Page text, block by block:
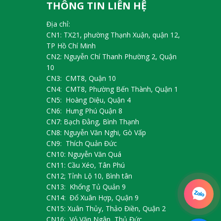
THÔNG TIN LIÊN HỆ
Địa chỉ:
CN1: TX21, phường Thạnh Xuận, quận 12,
TP Hồ Chí Minh
CN2: Nguyễn Chí Thanh Phường 2, Quận
10
CN3: CMT8, Quận 10
CN4: CMT8, Phường Bến Thành, Quận 1
CN5: Hoàng Diệu, Quận 4
CN6: Hưng Phú Quận 8
CN7: Bạch Đằng, Bình Thạnh
CN8: Nguyễn Văn Nghi, Gò Vấp
CN9: Thích Quản Đức
CN10: Nguyễn Văn Quá
CN11: Cầu Xéo, Tân Phú
CN12; Tỉnh Lộ 10, Bình tân
CN13: Khổng Tủ Quản 9
CN14: Đổ Xuân Hợp, Quận 9
CN15: Xuân Thủy, Thảo Điền, Quận 2